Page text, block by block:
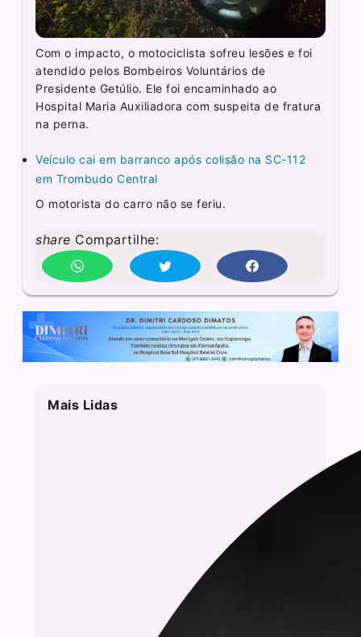
Com o impacto, o motociclista sofreu lesões e foi
atendido pelos Bombeiros Voluntários de
Presidente Getúlio. Ele foi encaminhado ao
Hospital Maria Auxiliadora com suspeita de fratura
na perna.
Veículo cai em barranco após colisão na SC-112
em Trombudo Central
O motorista do carro não se feriu.
share Compartilhe:
Mais Lidas